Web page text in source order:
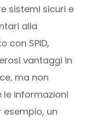
sistemi sicuri e
alla
con SPID,
vantaggi in
ma non
informazioni
esempio, un